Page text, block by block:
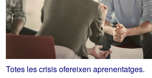
Totes les crisis ofereixen aprenentatges.